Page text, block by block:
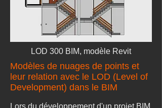
LOD 300 BIM, modèle Revit
Modèles de nuages de points et
leur relation avec le LOD (Level of
Development) dans le BIM
Lors du développement d'un projet BIM